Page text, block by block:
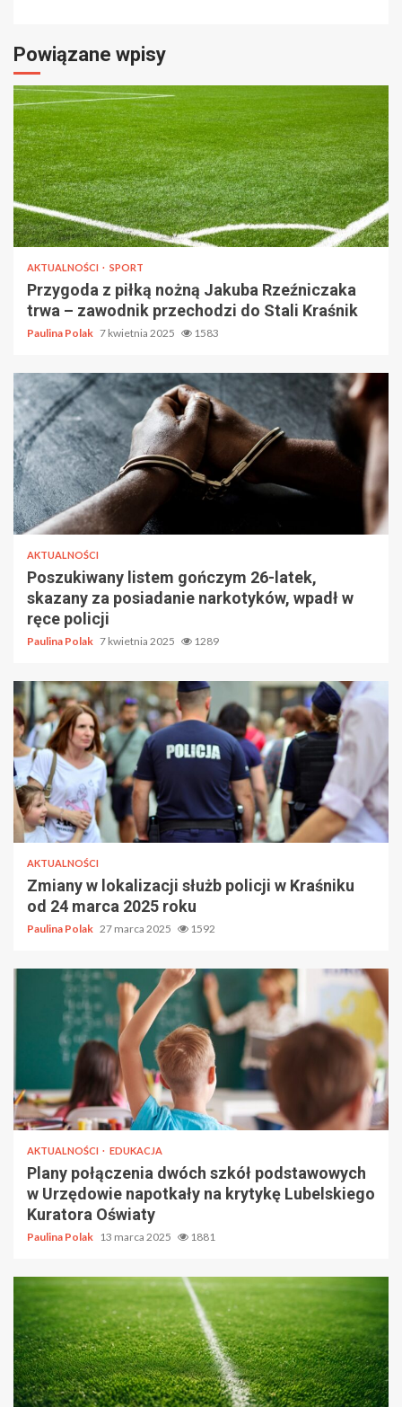
Powiązane wpisy
AKTUALNOŚCI SPORT
Przygoda z piłką nożną Jakuba Rzeźniczaka
trwa – zawodnik przechodzi do Stali Kraśnik
Paulina Polak 7 kwietnia 2025 1583
AKTUALNOŚCI
Poszukiwany listem gończym 26-latek,
skazany za posiadanie narkotyków, wpadł w
ręce policji
Paulina Polak 7 kwietnia 2025 1289
AKTUALNOŚCI
Zmiany w lokalizacji służb policji w Kraśniku
od 24 marca 2025 roku
Paulina Polak 27 marca 2025 1592
AKTUALNOŚCI EDUKACJA
Plany połączenia dwóch szkół podstawowych
w Urzędowie napotkały na krytykę Lubelskiego
Kuratora Oświaty
Paulina Polak 13 marca 2025 1881